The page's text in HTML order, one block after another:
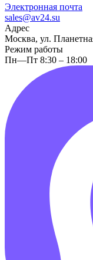
Электронная почта
sales@av24.su
Адрес
Москва, ул.
Режим работы
Пн—Пт 8:30 – 18:00